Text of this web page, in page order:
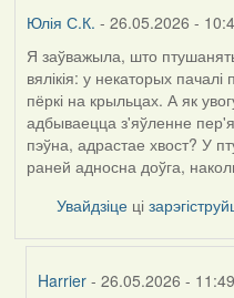
Юлія С.К. - 26.05.2026 -
Я заўважыла, што
вялікія: у некаторых пачалі
пёркі на крыльцах. А як
адбываецца з'яўленне
пэўна, адрастае хвост? У
раней адносна доўга,
Увайдзіце ці
Harrier - 26.05.2026 - 11:49